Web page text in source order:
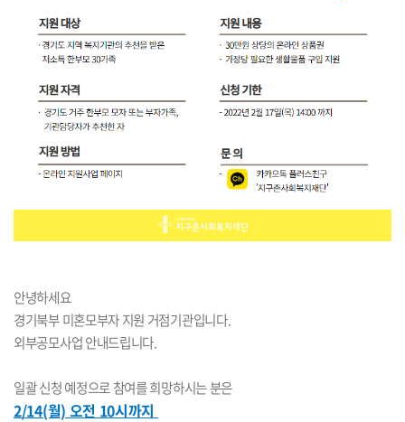
안녕하세요
경기북부 미혼모부자 지원 거점기관입니다.
외부공모사업 안내드립니다.
일괄 신청 예정으로 참여를 희망하시는 분은
2/14(월) 오전 10시까지